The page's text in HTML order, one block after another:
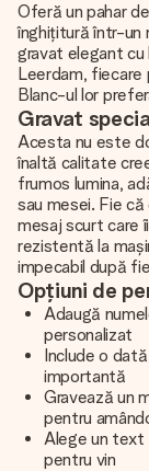
Oferă un pahar
înghițitură într-un
gravat elegant cu
Leerdam, fiecare
Blanc-ul lor
Gravat
Acesta nu este
înaltă calitate
frumos lumina,
sau mesei. Fie
mesaj scurt care
rezistentă la
impecabil după
Opțiuni de
Adaugă
personalizat
Include o
importantă
Gravează un
pentru
Alege un text
pentru vin